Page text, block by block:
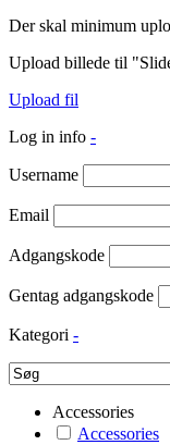
Der skal minimum
Upload billede til
Upload fil
Log in info -
Username
Email
Adgangskode
Gentag adgangskode
Kategori -
Accessories
Accessories